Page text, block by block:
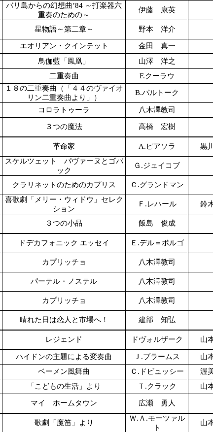
バリ島からの幻想曲’84 ～打楽器六
重奏のための～
伊藤 康英
星物語～第二章～ 野本 洋介
エオリアン・クインテット 金田 真一
鳥伽藍「鳳凰」 山澤 洋之
二重奏曲 F.クーラウ
１８の二重奏曲（「４４のヴァイオ
リン二重奏曲より」）
B.バルトーク
コロラトゥーラ 八木澤教司
３つの魔法 高橋 宏樹
革命家 A.ピアソラ 黒
スケルツェット パヴァーヌとゴパ
ック
Ｇ.ジェイコブ
クラリネットのためのカプリス Ｃ.グランドマン
喜歌劇「メリー・ウィドウ」セレク
ション
Ｆ.レハール 鈴
３つの小品 飯島 俊成
ドデカフォニック エッセイ Ｅ.デル＝ボルゴ
カプリッチョ 八木澤教司
パーテル・ノステル 八木澤教司
カプリッチョ 八木澤教司
晴れた日は恋人と市場へ！ 建部 知弘
レジェンド ドヴォルザーク 山
ハイドンの主題による変奏曲 Ｊ.ブラームス 山
ベーメン風舞曲 Ｃ.ドビュッシー 渥
「こどもの生活」より Ｔ.クラック 山
マイ ホームタウン 広瀬 勇人
歌劇「魔笛」より
Ｗ.Ａ.モーツァル
ト
山